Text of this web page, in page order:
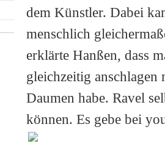
dem Künstler. Dabei
menschlich
erklärte Hanßen, dass
gleichzeitig anschlagen
Daumen habe. Ravel
können. Es gebe bei